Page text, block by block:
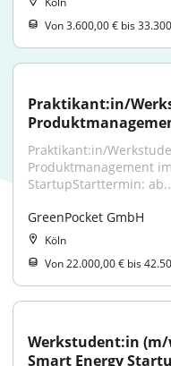
Von 3.600,00 € bis
Praktikant:in/
Praktikant:in/
Produktmanagement
StartupStarttermin:
GreenPocket GmbH
Köln
Von 22.000,00 € bis
Werkstudent:in (m/
Smart Energy